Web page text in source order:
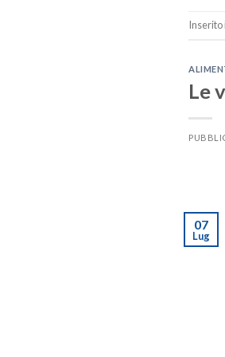
Inserito
Le
07
Lug